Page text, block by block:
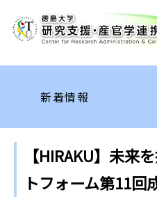
新着情報
【HIRAKU】未来
トフォーム第11回